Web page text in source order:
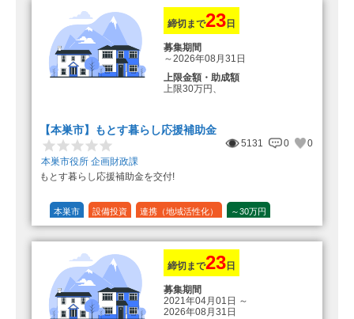
締切まで23 日
募集期間
～2026年08月31日
上限金額・助成額
上限30万円、
【本巣市】もとす暮らし応援補助金
5131 0
0
本巣市役所 企画財政課
もとす暮らし応援補助金を交付!
本巣市 設備投資 連携（地域活性化） ～30万円
締切まで23 日
募集期間
2021年04月01日 ～
2026年08月31日